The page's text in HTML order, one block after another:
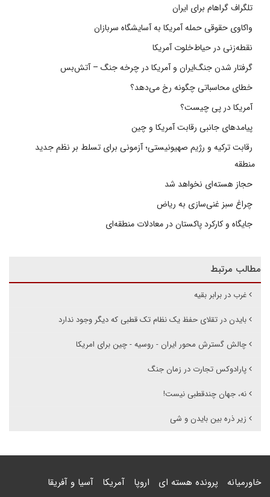
تلگراف گراهام برای ایران
واکاوی حقوقی حمله آمریکا به آسایشگاه سربازان
نقطه‌زنی در حیاط‌خلوت آمریکا
گرفتار شدن جنگ‌ایران و آمریکا در چرخه جنگ – آتش‌بس
خطای محاسباتی چگونه رخ می‌دهد؟
آمریکا در پی چیست؟
پیامدهای جانبی رقابت آمریکا و چین
رقابت ترکیه و رژیم صهیونیستی؛ آزمونی برای تسلط بر نظم جدید
منطقه
حجاز هسته‌ای نخواهد شد
چراغ سبز غنی‌سازی به ریاض
جایگاه و کارکرد پاکستان در معادلات منطقه‌ای
مطالب مرتبط
غرب در برابر بقیه
بایدن در تقلای حفظ یک نظام تک قطبی که دیگر وجود ندارد
چالش گسترش محور ایران - روسیه - چین برای امریکا
پارادوکس تجارت در زمان جنگ
نه، جهان چندقطبی نیست!
زیر ذره بین بایدن و شی
خاورمیانه پرونده هسته ای اروپا آمریکا آسیا و آفریقا